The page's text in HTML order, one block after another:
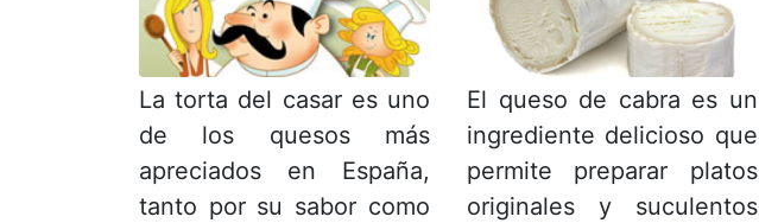
La torta del casar es uno
de los quesos más
apreciados en España,
tanto por su sabor como
El queso de cabra es un
ingrediente delicioso que
permite preparar platos
originales y suculentos